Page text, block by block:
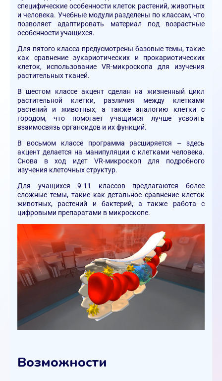
специфические особенности клеток растений, животных
и человека. Учебные модули разделены по классам, что
позволяет адаптировать материал под возрастные
особенности учащихся.
Для пятого класса предусмотрены базовые темы, такие
как сравнение эукариотических и прокариотических
клеток, использование VR-микроскопа для изучения
растительных тканей.
В шестом классе акцент сделан на жизненный цикл
растительной клетки, различия между клетками
растений и животных, а также аналогию клетки с
городом, что помогает учащимся лучше усвоить
взаимосвязь органоидов и их функций.
В восьмом классе программа расширяется – здесь
акцент делается на манипуляции с клетками человека.
Снова в ход идет VR-микроскоп для подробного
изучения клеточных структур.
Для учащихся 9-11 классов предлагаются более
сложные темы, такие как детальное сравнение клеток
животных, растений и бактерий, а также работа с
цифровыми препаратами в микроскопе.
Возможности